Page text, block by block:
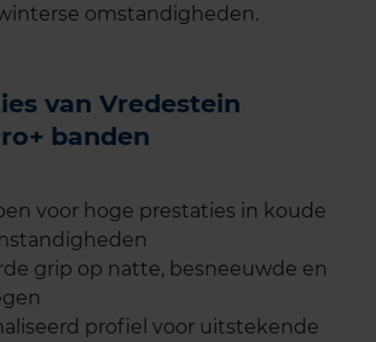
omstandigheden.
van Vredestein
banden
voor hoge prestaties in koude
grip op natte, besneeuwde en
profiel voor uitstekende